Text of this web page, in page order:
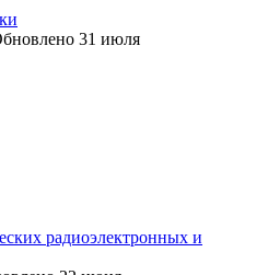
31 июля
радиоэлектронных и